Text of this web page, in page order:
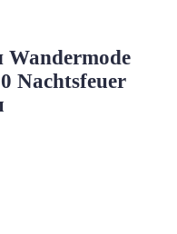
Nachtsfeuer